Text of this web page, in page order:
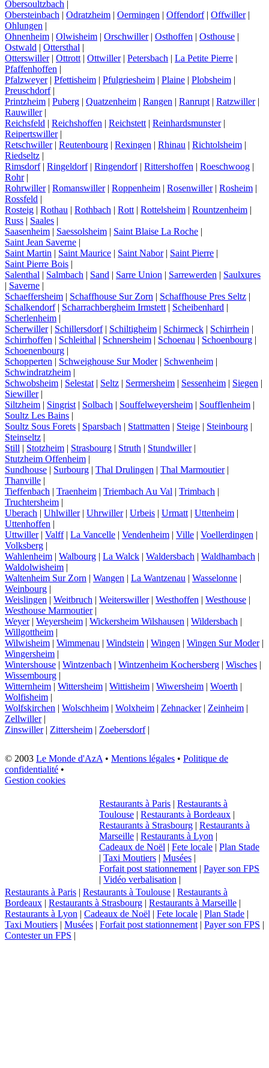
Obersoultzbach |
Obersteinbach | Odratzheim | Oermingen | Offendorf | Offwiller |
Ohlungen |
Ohnenheim | Olwisheim | Orschwiller | Osthoffen | Osthouse |
Ostwald | Ottersthal |
Otterswiller | Ottrott | Ottwiller | Petersbach | La Petite Pierre |
Pfaffenhoffen |
Pfalzweyer | Pfettisheim | Pfulgriesheim | Plaine | Plobsheim |
Preuschdorf |
Printzheim | Puberg | Quatzenheim | Rangen | Ranrupt | Ratzwiller |
Rauwiller |
Reichsfeld | Reichshoffen | Reichstett | Reinhardsmunster |
Reipertswiller |
Retschwiller | Reutenbourg | Rexingen | Rhinau | Richtolsheim |
Riedseltz |
Rimsdorf | Ringeldorf | Ringendorf | Rittershoffen | Roeschwoog |
Rohr |
Rohrwiller | Romanswiller | Roppenheim | Rosenwiller | Rosheim |
Rossfeld |
Rosteig | Rothau | Rothbach | Rott | Rottelsheim | Rountzenheim |
Russ | Saales |
Saasenheim | Saessolsheim | Saint Blaise La Roche |
Saint Jean Saverne |
Saint Martin | Saint Maurice | Saint Nabor | Saint Pierre |
Saint Pierre Bois |
Salenthal | Salmbach | Sand | Sarre Union | Sarrewerden | Saulxures
| Saverne |
Schaeffersheim | Schaffhouse Sur Zorn | Schaffhouse Pres Seltz |
Schalkendorf | Scharrachbergheim Irmstett | Scheibenhard |
Scherlenheim |
Scherwiller | Schillersdorf | Schiltigheim | Schirmeck | Schirrhein |
Schirrhoffen | Schleithal | Schnersheim | Schoenau | Schoenbourg |
Schoenenbourg |
Schopperten | Schweighouse Sur Moder | Schwenheim |
Schwindratzheim |
Schwobsheim | Selestat | Seltz | Sermersheim | Sessenheim | Siegen |
Siewiller |
Siltzheim | Singrist | Solbach | Souffelweyersheim | Soufflenheim |
Soultz Les Bains |
Soultz Sous Forets | Sparsbach | Stattmatten | Steige | Steinbourg |
Steinseltz |
Still | Stotzheim | Strasbourg | Struth | Stundwiller |
Stutzheim Offenheim |
Sundhouse | Surbourg | Thal Drulingen | Thal Marmoutier |
Thanville |
Tieffenbach | Traenheim | Triembach Au Val | Trimbach |
Truchtersheim |
Uberach | Uhlwiller | Uhrwiller | Urbeis | Urmatt | Uttenheim |
Uttenhoffen |
Uttwiller | Valff | La Vancelle | Vendenheim | Ville | Voellerdingen |
Volksberg |
Wahlenheim | Walbourg | La Walck | Waldersbach | Waldhambach |
Waldolwisheim |
Waltenheim Sur Zorn | Wangen | La Wantzenau | Wasselonne |
Weinbourg |
Weislingen | Weitbruch | Weiterswiller | Westhoffen | Westhouse |
Westhouse Marmoutier |
Weyer | Weyersheim | Wickersheim Wilshausen | Wildersbach |
Willgottheim |
Wilwisheim | Wimmenau | Windstein | Wingen | Wingen Sur Moder |
Wingersheim |
Wintershouse | Wintzenbach | Wintzenheim Kochersberg | Wisches |
Wissembourg |
Witternheim | Wittersheim | Wittisheim | Wiwersheim | Woerth |
Wolfisheim |
Wolfskirchen | Wolschheim | Wolxheim | Zehnacker | Zeinheim |
Zellwiller |
Zinswiller | Zittersheim | Zoebersdorf |
© 2003 Le Monde d'AzA • Mentions légales • Politique de
confidentialité •
Gestion cookies
Restaurants à Paris | Restaurants à
Toulouse | Restaurants à Bordeaux |
Restaurants à Strasbourg | Restaurants à
Marseille | Restaurants à Lyon |
Cadeaux de Noël | Fete locale | Plan Stade
| Taxi Moutiers | Musées |
Forfait post stationnement | Payer son FPS
| Vidéo verbalisation |
Restaurants à Paris | Restaurants à Toulouse | Restaurants à
Bordeaux | Restaurants à Strasbourg | Restaurants à Marseille |
Restaurants à Lyon | Cadeaux de Noël | Fete locale | Plan Stade |
Taxi Moutiers | Musées | Forfait post stationnement | Payer son FPS |
Contester un FPS |